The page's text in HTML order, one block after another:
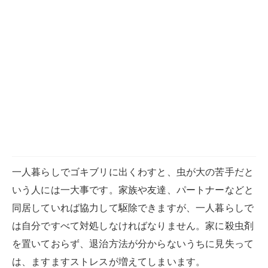
一人暮らしでゴキブリに出くわすと、虫が大の苦手だと
いう人には一大事です。家族や友達、パートナーなどと
同居していれば協力して駆除できますが、一人暮らしで
は自分ですべて対処しなければなりません。家に殺虫剤
を置いておらず、退治方法が分からないうちに見失って
は、ますますストレスが増えてしまいます。